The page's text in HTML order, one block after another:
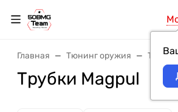
Главная Тюнинг оружия
Трубки Magpul